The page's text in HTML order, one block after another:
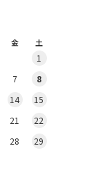
金 土
1
7
8
14
15
21
22
28
29